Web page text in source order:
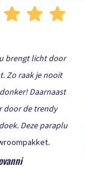
brengt licht door
Zo raak je nooit
Daarnaast
door de trendy
Deze paraplu
.